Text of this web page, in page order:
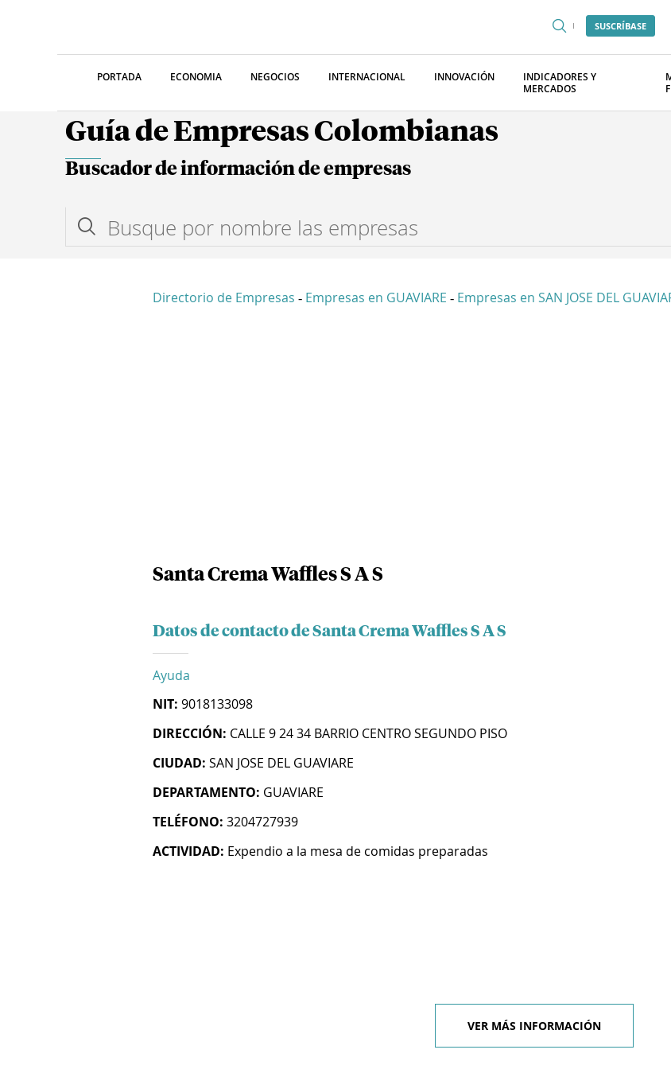
SUSCRÍBASE
PORTADA ECONOMIA NEGOCIOS INTERNACIONAL INNOVACIÓN
INDICADORES Y
MERCADOS
Guía de Empresas Colombianas
Buscador de información de empresas
Directorio de Empresas - Empresas en GUAVIARE - Empresas en SAN JOSE DEL
Santa Crema Waffles S A S
Datos de contacto de Santa Crema Waffles S A S
Ayuda
NIT: 9018133098
DIRECCIÓN: CALLE 9 24 34 BARRIO CENTRO SEGUNDO PISO
CIUDAD: SAN JOSE DEL GUAVIARE
DEPARTAMENTO: GUAVIARE
TELÉFONO: 3204727939
ACTIVIDAD: Expendio a la mesa de comidas preparadas
VER MÁS INFORMACIÓN